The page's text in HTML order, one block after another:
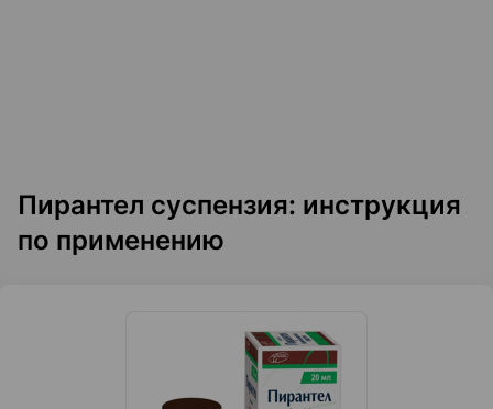
Пирантел суспензия: инструкция
по применению